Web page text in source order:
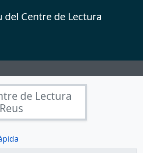
del Centre de Lectura
de Lectura